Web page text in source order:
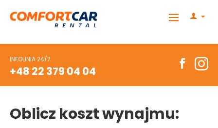
INFOLINIA 24/7
+48 22 379 04 04
Oblicz koszt wynajmu: